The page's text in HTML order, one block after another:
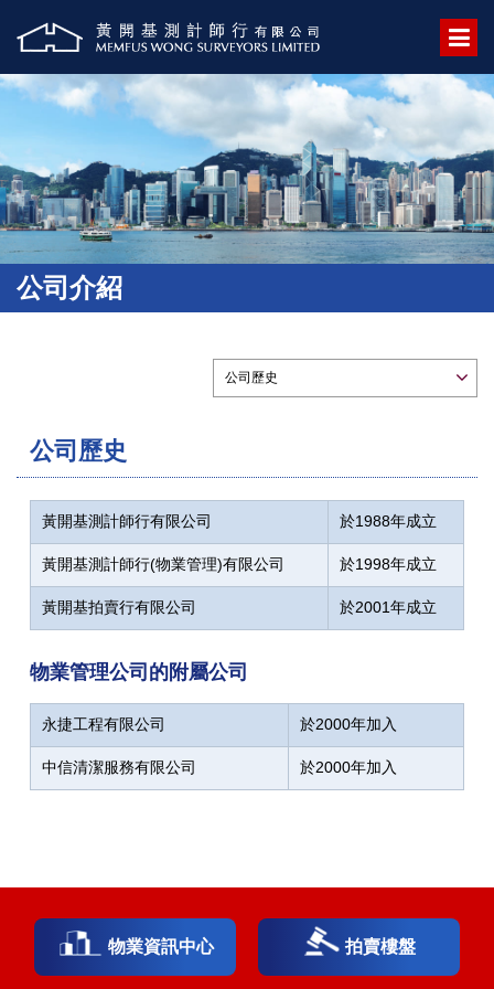
公司介紹
公司歷史
黃開基測計師行有限公司 於1988年成立
黃開基測計師行(物業管理)有限公司 於1998年成立
黃開基拍賣行有限公司 於2001年成立
物業管理公司的附屬公司
永捷工程有限公司 於2000年加入
中信清潔服務有限公司 於2000年加入
物業資訊中心 拍賣樓盤